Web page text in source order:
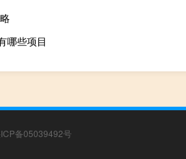
哪些项目
备05039492号